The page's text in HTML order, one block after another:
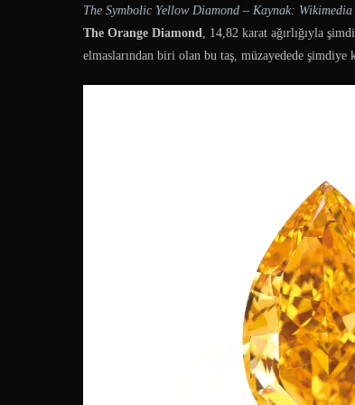
The Symbolic Yellow Diamond – Kaynak: Wikimedia
The Orange Diamond , 14,82 karat ağırlığıyla
elmaslarından biri olan bu taş, müzayedede